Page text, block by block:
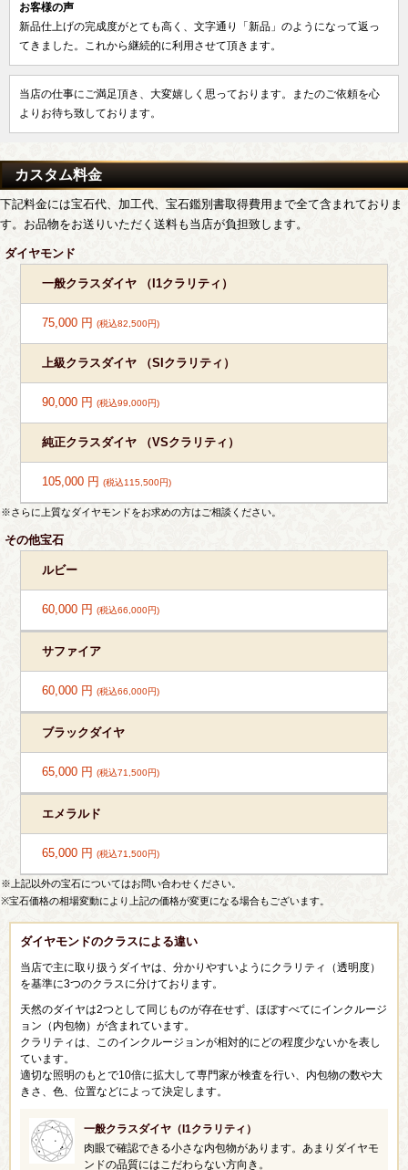
お客様の声
新品仕上げの完成度がとても高く、文字通り「新品」のようになって返っ
てきました。これから継続的に利用させて頂きます。
当店の仕事にご満足頂き、大変嬉しく思っております。またのご依頼を心
よりお待ち致しております。
カスタム料金
下記料金には宝石代、加工代、宝石鑑別書取得費用まで全て含まれておりま
す。お品物をお送りいただく送料も当店が負担致します。
ダイヤモンド
一般クラスダイヤ （I1クラリティ）
75,000 円(税込82,500円)
上級クラスダイヤ （SIクラリティ）
90,000 円(税込99,000円)
純正クラスダイヤ （VSクラリティ）
105,000 円(税込115,500円)
※さらに上質なダイヤモンドをお求めの方はご相談ください。
その他宝石
ルビー
60,000 円(税込66,000円)
サファイア
60,000 円(税込66,000円)
ブラックダイヤ
65,000 円(税込71,500円)
エメラルド
65,000 円(税込71,500円)
※上記以外の宝石についてはお問い合わせください。
※宝石価格の相場変動により上記の価格が変更になる場合もございます。
ダイヤモンドのクラスによる違い
当店で主に取り扱うダイヤは、分かりやすいようにクラリティ（透明度）
を基準に3つのクラスに分けております。
天然のダイヤは2つとして同じものが存在せず、ほぼすべてにインクルージ
ョン（内包物）が含まれています。
クラリティは、このインクルージョンが相対的にどの程度少ないかを表し
ています。
適切な照明のもとで10倍に拡大して専門家が検査を行い、内包物の数や大
きさ、色、位置などによって決定します。
一般クラスダイヤ（I1クラリティ）
肉眼で確認できる小さな内包物があります。あまりダイヤモ
ンドの品質にはこだわらない方向き。